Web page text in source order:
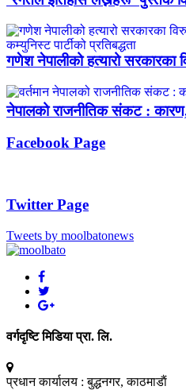
गणेश नेपालीको हत्यारो सरकारका
नेपालको राजनीतिक संकट :
Facebook Page
Twitter Page
Tweets by moolbatonews
वर्गदृष्टि मिडिया प्रा. लि.
प्रधान कार्यालय : बुद्धनगर, काठमाडाैं